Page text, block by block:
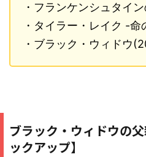
・フランケンシュタイ
・タイラー・レイク -
・ブラック・ウィドウ
ブラック・ウィドウの
ックアップ】